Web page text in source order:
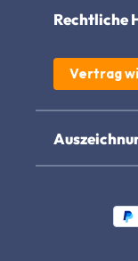
Rechtliche
Vertrag